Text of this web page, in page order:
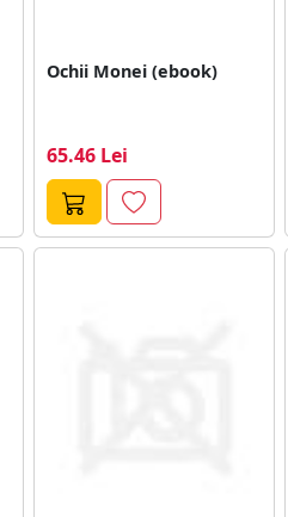
Ochii Monei (ebook)
65.46 Lei